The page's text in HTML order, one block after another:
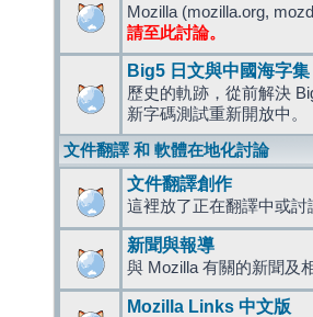
Mozilla (mozilla.org,
請至此討論。
Big5 日文與中國海字集
歷史的軌跡，從前解決
新字碼測試重新開放中。
文件翻譯 和 軟體在地化討論
文件翻譯創作
這裡放了正在翻譯中或討
新聞與報導
與 Mozilla 有關的新聞及
Mozilla Links 中文版